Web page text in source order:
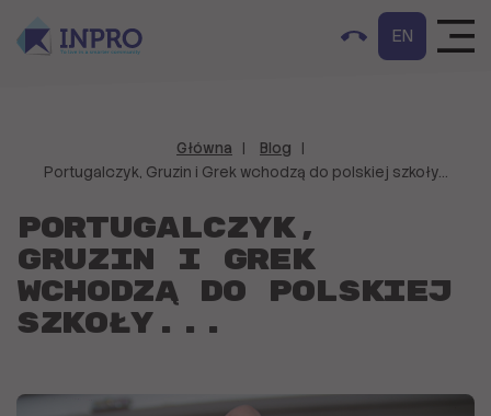
EN
Główna
Blog
Portugalczyk, Gruzin i Grek wchodzą do polskiej szkoły...
Portugalczyk,
Gruzin i Grek
wchodzą do polskiej
szkoły...